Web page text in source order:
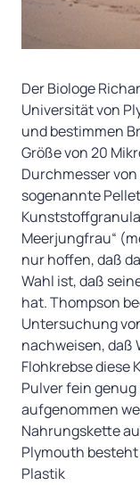
Der Biologe
Universität von
und bestimmen
Größe von 20
Durchmesser
sogenannte
Meerjungfrau“
nur hoffen, daß
Wahl ist, daß
hat. Thompson
Untersuchung
nachweisen, daß
Flohkrebse diese
Pulver fein
aufgenommen
Nahrungskette
Plymouth besteht
Plastik